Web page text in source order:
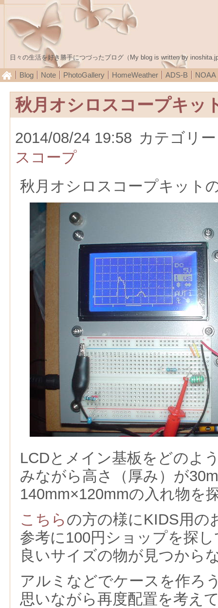
日々の生活を好き勝手につづったブログ（My blog is written by
Blog Note PhotoGallery HomeWeather ADS-B NOAA
秋月オシロスコープキッ
2014/08/24 19:58 カテゴリ
スコープ
秋月オシロスコープキット
LCDとメイン基板をどのよ
みながら高さ（厚み）が
140mm×120mmの入れ物を
こちら の方の様にKIDS用の
参考に100円ショップを探
良いサイズの物が見つから
アルミなどでケースを作ろ
思いながら再度配置を考え